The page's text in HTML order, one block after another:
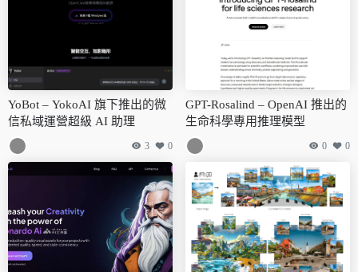
YoBot – YokoAI 旗下推出的微
信私域運營超級 AI 助理
3 0
GPT-Rosalind – OpenAI 推出的
生命科學專用推理模型
0 0